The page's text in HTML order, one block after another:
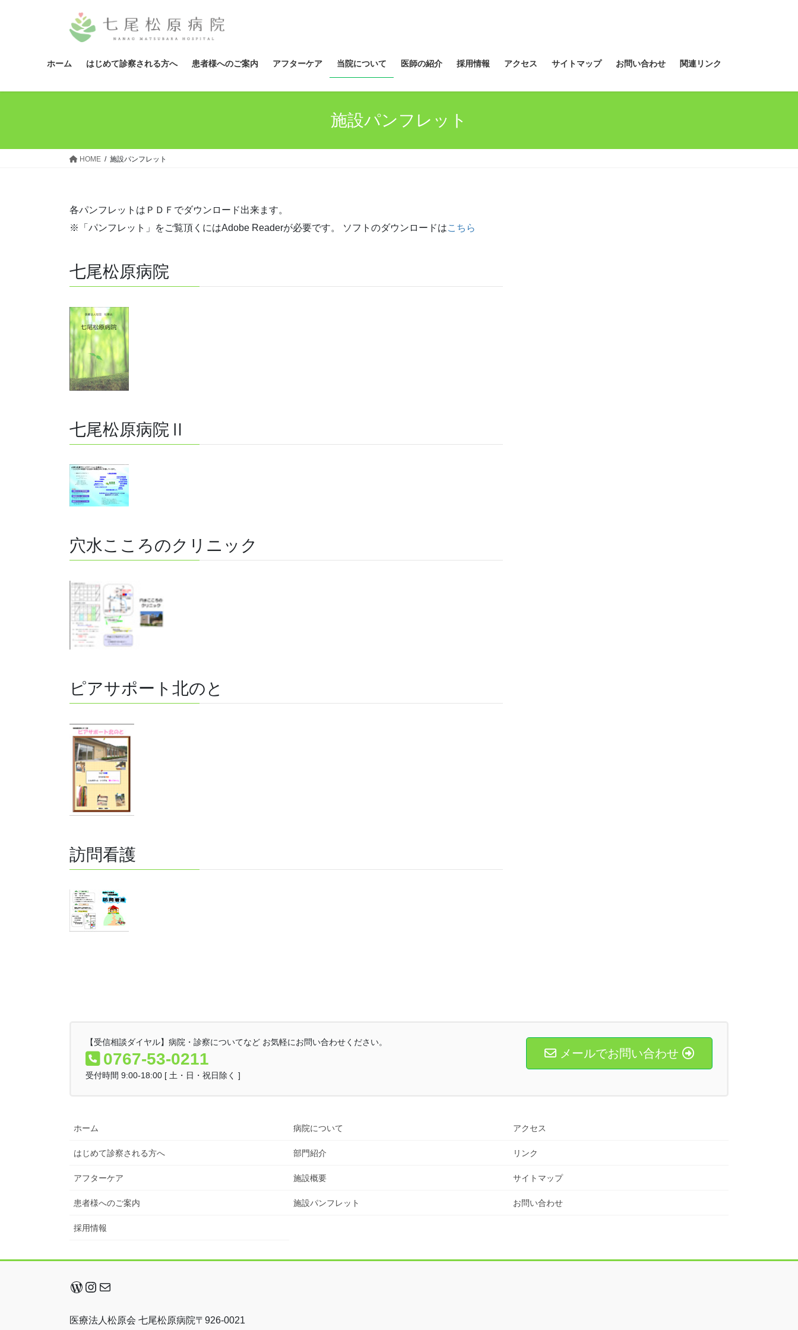
ス
ン
ホーム はじめて診察される方へ 患者様へのご案内 アフターケア 当院について 医師の紹介 採用情報 アクセス サイトマップ お問い合わせ 関連リンク
施設パンフレット
HOME 施設パンフレット
各パンフレットはＰＤＦでダウンロード出来ます。
※「パンフレット」をご覧頂くにはAdobe Readerが必要です。 ソフトのダウンロードはこちら
七尾松原病院
七尾松原病院Ⅱ
穴水こころのクリニック
ピアサポート北のと
訪問看護
【受信相談ダイヤル】病院・診察についてなど お気軽にお問い合わせください。
0767-53-0211
受付時間 9:00-18:00 [ 土・日・祝日除く ]
メールでお問い合わせ
ホーム
はじめて診察される方へ
アフターケア
患者様へのご案内
採用情報
病院について
部門紹介
施設概要
施設パンフレット
アクセス
リンク
サイトマップ
お問い合わせ
WordPress
Instagram
メール
医療法人松原会 七尾松原病院〒926-0021